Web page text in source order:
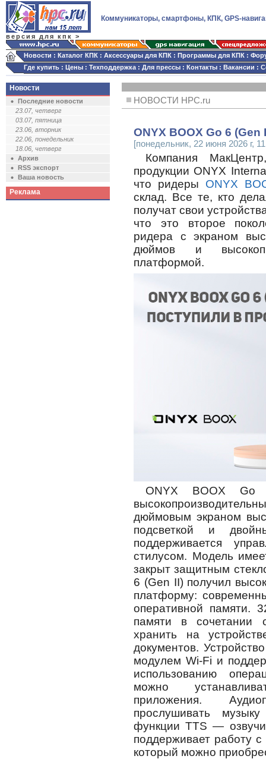
версия для кпк >
Коммуникаторы, смартфоны, КПК, GPS-
Новости : Каталог КПК : Аксессуары для КПК : Программы для КПК :
Где купить : Цены : Техподдержка : Для прессы : Контакты : Вакансии :
Новости
Последние новости
23.07, четверг
03.07, пятница
23.06, вторник
22.06, понедельник
18.06, четверг
Архив
RSS экспорт
Ваша новость
Реклама
НОВОСТИ HPC.ru
ONYX BOOX Go 6
[понедельник, 22 июня 2026 г,
Компания
продукции ONYX
что ридеры ONYX
склад. Все те, кто
получат свои
что это второе
ридера с экраном
дюймов и
платформой.
ONYX BOOX
дюймовым экраном
подсветкой и
поддерживается
стилусом. Модель
закрыт защитным
6 (Gen II) получил
платформу:
оперативной памяти.
памяти в сочетании
хранить на
документов.
модулем Wi-Fi и
использованию
можно
приложения.
прослушивать
функции TTS —
поддерживает работу
который можно